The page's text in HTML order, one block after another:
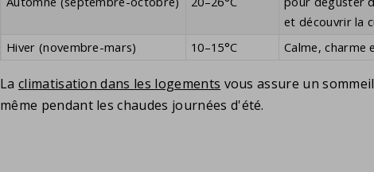
et découvrir la
Hiver (novembre-mars)
10–15°C Calme, charme
La climatisation dans les logements vous assure un
même pendant les chaudes journées d'été.